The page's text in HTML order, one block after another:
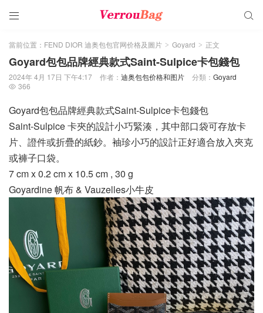
 
當前位置： FEND DIOR 迪奥包包官网价格及圖片 > Goyard > 正文
Goyard包包品牌經典款式Saint-Sulpice卡包錢包
2024年 4月 17日 下午4:17 作者： 迪奥包包价格和图片 分類： Goyard
 366
Goyard包包品牌經典款式Saint-Sulpice卡包錢包
Saint-Sulpice 卡夾的設計小巧緊湊，其中部口袋可存放卡
片、證件或折疊的紙鈔。袖珍小巧的設計正好適合放入夾克
或褲子口袋。
7 cm x 0.2 cm x 10.5 cm , 30 g
Goyardine 帆布 & Vauzelles小牛皮